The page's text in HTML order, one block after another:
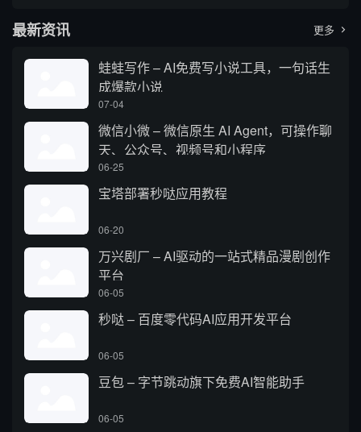
最新资讯 更多 
蛙蛙写作 – AI免费写小说工具，一句话生
成爆款小说
07-04
微信小微 – 微信原生 AI Agent，可操作聊
天、公众号、视频号和小程序
06-25
宝塔部署秒哒应用教程
06-20
万兴剧厂 – AI驱动的一站式精品漫剧创作
平台
06-05
秒哒 – 百度零代码AI应用开发平台
06-05
豆包 – 字节跳动旗下免费AI智能助手
06-05